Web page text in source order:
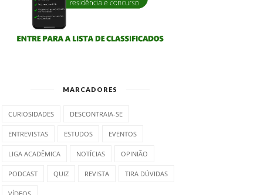
MARCADORES
CURIOSIDADES DESCONTRAIA-SE
ENTREVISTAS ESTUDOS EVENTOS
LIGA ACADÊMICA NOTÍCIAS OPINIÃO
PODCAST QUIZ REVISTA TIRA DÚVIDAS